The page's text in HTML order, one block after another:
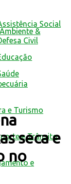
Social
Civil
&
e Turismo
e Trânsito
e
seca e
no